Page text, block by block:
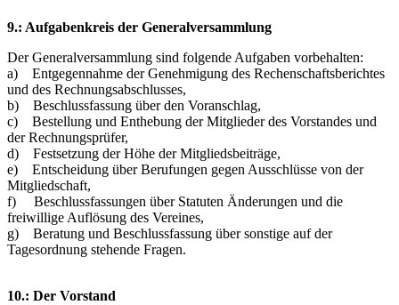
9.: Aufgabenkreis der Generalversammlung
Der Generalversammlung sind folgende Aufgaben vorbehalten:
a) Entgegennahme der Genehmigung des Rechenschaftsberichtes
und des Rechnungsabschlusses,
b) Beschlussfassung über den Voranschlag,
c) Bestellung und Enthebung der Mitglieder des Vorstandes und
der Rechnungsprüfer,
d) Festsetzung der Höhe der Mitgliedsbeiträge,
e) Entscheidung über Berufungen gegen Ausschlüsse von der
Mitgliedschaft,
f) Beschlussfassungen über Statuten Änderungen und die
freiwillige Auflösung des Vereines,
g) Beratung und Beschlussfassung über sonstige auf der
Tagesordnung stehende Fragen.
10.: Der Vorstand